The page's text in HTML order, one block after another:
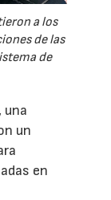
a los
de las
de
una
un
en